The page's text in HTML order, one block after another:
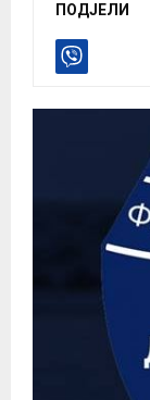
ПОДЈЕЛИ